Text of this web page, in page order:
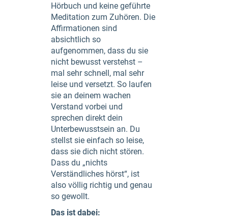
Hörbuch und keine geführte
Meditation zum Zuhören. Die
Affirmationen sind
absichtlich so
aufgenommen, dass du sie
nicht bewusst verstehst –
mal sehr schnell, mal sehr
leise und versetzt. So laufen
sie an deinem wachen
Verstand vorbei und
sprechen direkt dein
Unterbewusstsein an. Du
stellst sie einfach so leise,
dass sie dich nicht stören.
Dass du „nichts
Verständliches hörst“, ist
also völlig richtig und genau
so gewollt.
Das ist dabei: